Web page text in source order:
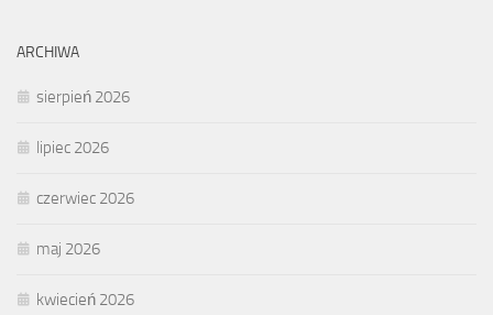
ARCHIWA
sierpień 2026
lipiec 2026
czerwiec 2026
maj 2026
kwiecień 2026